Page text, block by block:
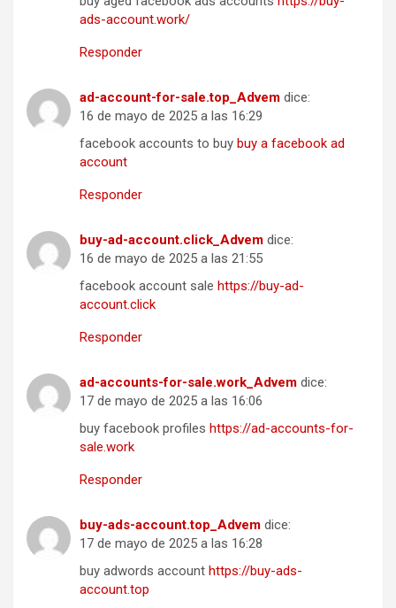
ads-account.work/
Responder
ad-account-for-sale.top_Advem dice:
16 de mayo de 2025 a las 16:29
facebook accounts to buy buy a facebook ad
account
Responder
buy-ad-account.click_Advem dice:
16 de mayo de 2025 a las 21:55
facebook account sale https://buy-ad-
account.click
Responder
ad-accounts-for-sale.work_Advem dice:
17 de mayo de 2025 a las 16:06
buy facebook profiles https://ad-accounts-for-
sale.work
Responder
buy-ads-account.top_Advem dice:
17 de mayo de 2025 a las 16:28
buy adwords account https://buy-ads-
account.top